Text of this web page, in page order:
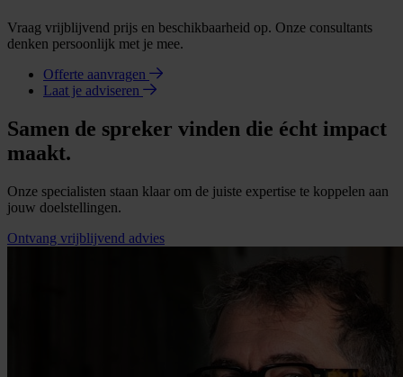
Vraag vrijblijvend prijs en beschikbaarheid op. Onze consultants
denken persoonlijk met je mee.
Offerte aanvragen
Laat je adviseren
Samen de spreker vinden die écht impact
maakt.
Onze specialisten staan klaar om de juiste expertise te koppelen aan
jouw doelstellingen.
Ontvang vrijblijvend advies